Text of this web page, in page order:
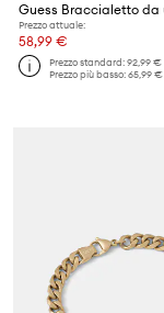
Prezzo attuale:
58,99 €
Prezzo standard:92,99 €
Prezzo più basso:65,99 €